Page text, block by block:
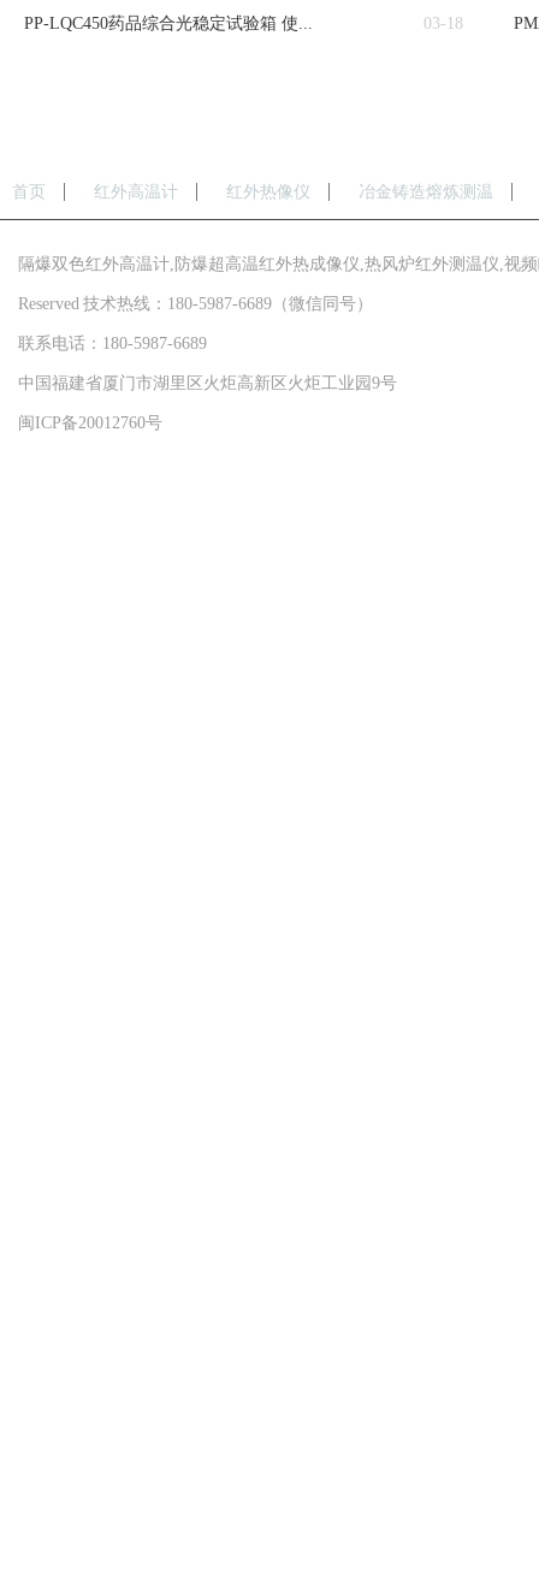
PP-LQC450药品综合光稳定试验箱 使... 03-18
首页 红外高温计 红外热像仪 冶金铸造熔炼测温
隔爆双色红外高温计,防爆超高温红外热成像仪,热风炉红外测温仪,视
Reserved 技术热线：180-5987-6689（微信同号）
联系电话：180-5987-6689
中国福建省厦门市湖里区火炬高新区火炬工业园9号
闽ICP备20012760号